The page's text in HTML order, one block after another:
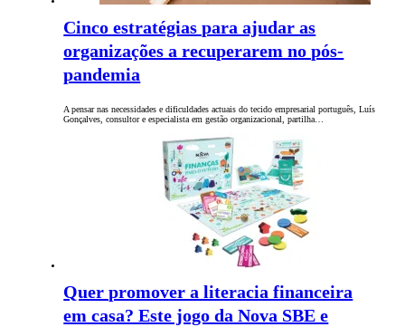
Cinco estratégias para ajudar as
organizações a recuperarem no pós-
pandemia
A pensar nas necessidades e dificuldades actuais do tecido empresarial português, Luís
Gonçalves, consultor e especialista em gestão organizacional, partilha…
Quer promover a literacia financeira
em casa? Este jogo da Nova SBE e